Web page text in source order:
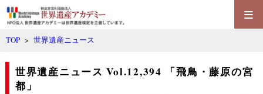
≡
TOP >世界遺産ニュース
世界遺産ニュース Vol.12,394 「飛鳥・藤原の宮
都」